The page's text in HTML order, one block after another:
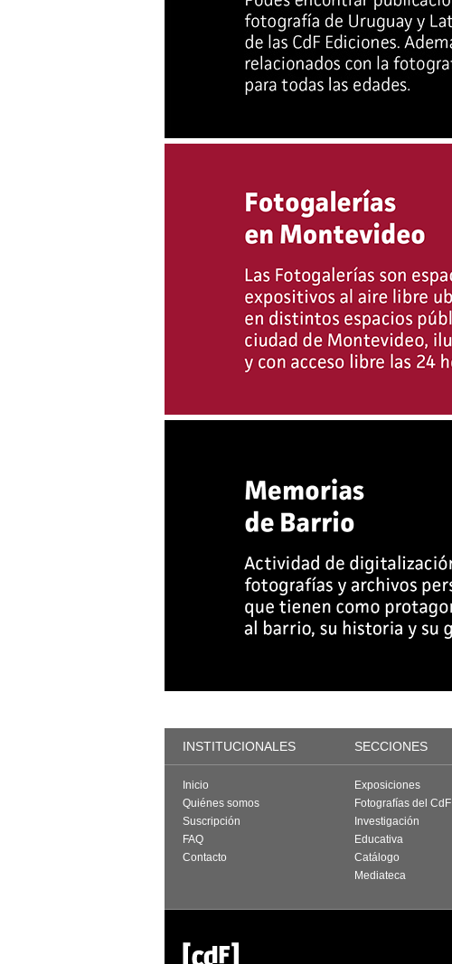
INSTITUCIONALES SECCIONES
Inicio
Quiénes somos
Suscripción
FAQ
Contacto
Exposiciones
Fotografías del CdF
Investigación
Educativa
Catálogo
Mediateca